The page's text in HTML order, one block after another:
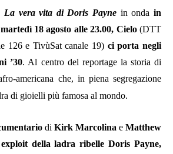
La vera vita di Doris Payne in ondain
martedì 18 agosto alle 23.00, Cielo(DTT
126 e TivùSat canale 19) ci porta negli
’30. Al centro del reportage la storia di
americana che, in piena segregazione
di gioielli più famosa al mondo.
di Kirk Marcolina e Matthew
della ladra ribelle Doris Payne,